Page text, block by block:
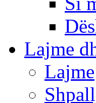
Lajme
Lajme